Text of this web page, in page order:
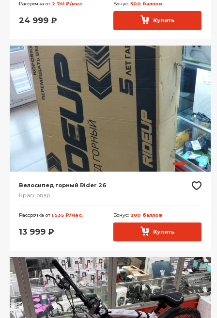
Рассрочка от 2 741 ₽/мес. Бонус: 500 баллов
24 999 ₽ Купить
Велосипед горный Rider 26
Краснодар
Рассрочка от1 535 ₽/мес. Бонус: 280 баллов
13 999 ₽ Купить